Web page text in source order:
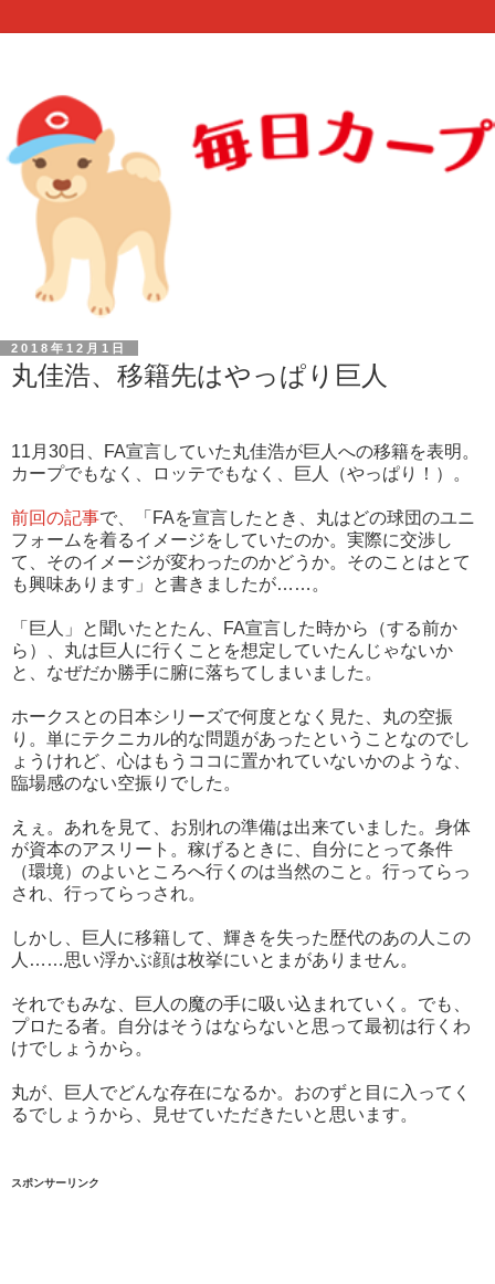
2018年12月1日
丸佳浩、移籍先はやっぱり巨人
11月30日、FA宣言していた丸佳浩が巨人への移籍を表明。
カープでもなく、ロッテでもなく、巨人（やっぱり！）。
前回の記事で、「FAを宣言したとき、丸はどの球団のユニ
フォームを着るイメージをしていたのか。実際に交渉し
て、そのイメージが変わったのかどうか。そのことはとて
も興味あります」と書きましたが……。
「巨人」と聞いたとたん、FA宣言した時から（する前か
ら）、丸は巨人に行くことを想定していたんじゃないか
と、なぜだか勝手に腑に落ちてしまいました。
ホークスとの日本シリーズで何度となく見た、丸の空振
り。単にテクニカル的な問題があったということなのでし
ょうけれど、心はもうココに置かれていないかのような、
臨場感のない空振りでした。
えぇ。あれを見て、お別れの準備は出来ていました。身体
が資本のアスリート。稼げるときに、自分にとって条件
（環境）のよいところへ行くのは当然のこと。行ってらっ
され、行ってらっされ。
しかし、巨人に移籍して、輝きを失った歴代のあの人この
人……思い浮かぶ顔は枚挙にいとまがありません。
それでもみな、巨人の魔の手に吸い込まれていく。でも、
プロたる者。自分はそうはならないと思って最初は行くわ
けでしょうから。
丸が、巨人でどんな存在になるか。おのずと目に入ってく
るでしょうから、見せていただきたいと思います。
スポンサーリンク